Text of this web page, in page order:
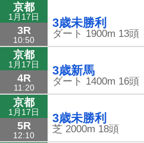
京都
1月17日
3R
10:50
3歳未勝利
ダート 1900m 13頭
京都
1月17日
4R
11:20
3歳新馬
ダート 1400m 16頭
京都
1月17日
5R
12:10
3歳未勝利
芝 2000m 18頭